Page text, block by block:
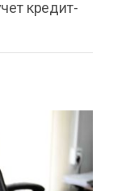
кредит-